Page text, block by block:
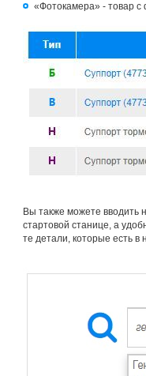
«Фотокамера» - товар
Вы также можете вводить
стартовой станице, а
те детали, которые есть в